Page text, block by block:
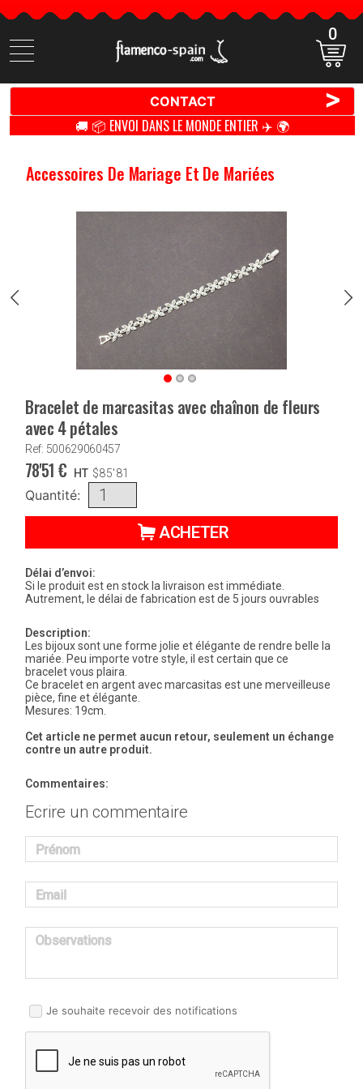
Cherchez
des
0
CONTACT >
🚚 📦 ENVOI DANS LE MONDE ENTIER ✈️ 🌍
Accessoires De Mariage Et De Mariées
Bracelet de marcasitas avec chaînon de fleurs
avec 4 pétales
Ref: 500629060457
78'51 € HT $85'81
Quantité:
ACHETER
Délai d’envoi:
Si le produit est en stock la livraison est immédiate.
Autrement, le délai de fabrication est de 5 jours ouvrables
Description:
Les bijoux sont une forme jolie et élégante de rendre belle la
mariée. Peu importe votre style, il est certain que ce
bracelet vous plaira.
Ce bracelet en argent avec marcasitas est une merveilleuse
pièce, fine et élégante.
Mesures: 19cm.
Cet article ne permet aucun retour, seulement un échange
contre un autre produit.
Commentaires:
Ecrire un commentaire
Prénom
Email
Observations
Je souhaite recevoir des notifications